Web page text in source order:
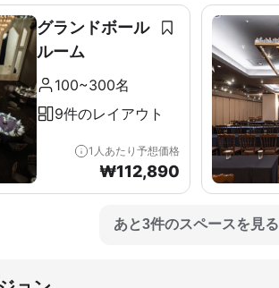
グランドボール
ルーム
100~300名
9件のレイアウト
1人あたり予想価格
₩112,890
あと3件のスペースを見る